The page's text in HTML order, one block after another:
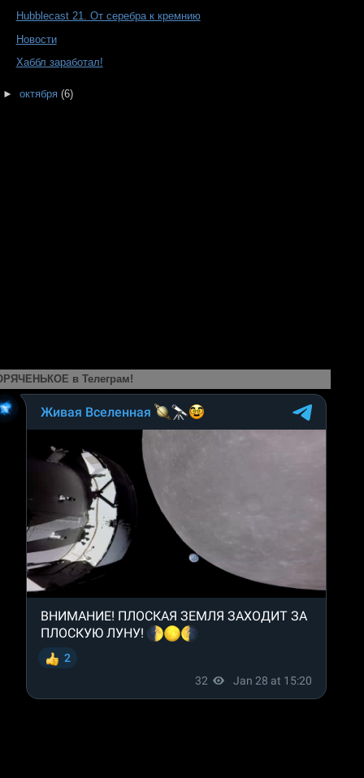
Hubblecast 21. От серебра к кремнию
Новости
Хаббл заработал!
► октября (6)
в Телеграм!